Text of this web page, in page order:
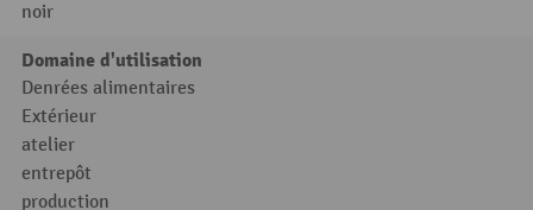
noir
Domaine d'utilisation
Denrées alimentaires
Extérieur
atelier
entrepôt
production